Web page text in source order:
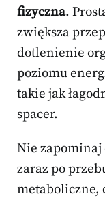
fizyczna.
zwiększa
dotlenienie
poziomu
takie jak
spacer.
Nie zapominaj
zaraz po
metaboliczne,